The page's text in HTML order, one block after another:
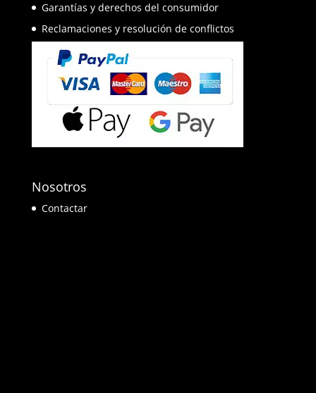
Garantías y derechos del consumidor
Reclamaciones y resolución de conflictos
Nosotros
Contactar